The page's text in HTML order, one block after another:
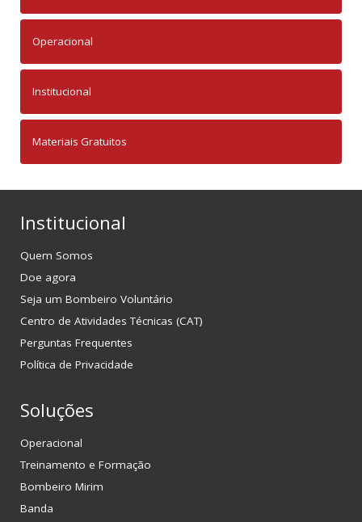
Operacional
Institucional
Materiais Gratuitos
Institucional
Quem Somos
Doe agora
Seja um Bombeiro Voluntário
Centro de Atividades Técnicas (CAT)
Perguntas Frequentes
Política de Privacidade
Soluções
Operacional
Treinamento e Formação
Bombeiro Mirim
Banda